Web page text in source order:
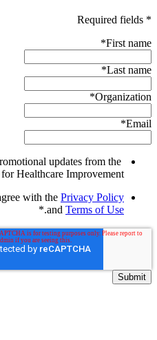
* Required fields
First name
*
Last name
*
Organization
*
Email
*
updates from the
Healthcare Improvement.
with the Privacy Policy
and Terms of Use
.
*